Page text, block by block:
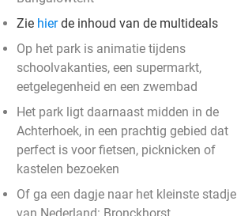
Zie hierde inhoud van de multideals
Op het park is animatie tijdens
schoolvakanties, een supermarkt,
eetgelegenheid en een zwembad
Het park ligt daarnaast midden in de
Achterhoek, in een prachtig gebied dat
perfect is voor fietsen, picknicken of
kastelen bezoeken
Of ga een dagje naar het kleinste stadje